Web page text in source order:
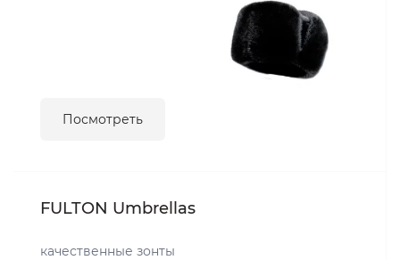
Посмотреть
FULTON Umbrellas
качественные зонты